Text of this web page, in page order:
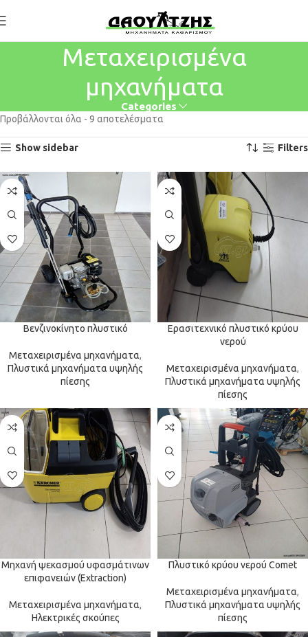
Μεταχειρισμένα
μηχανήματα
Categories
Προβάλλονται όλα - 9 αποτελέσματα
Show sidebar Filters
Βενζινοκίνητο πλυστικό
Μεταχειρισμένα μηχανήματα,
Πλυστικά μηχανήματα υψηλής
πίεσης
Ερασιτεχνικό πλυστικό κρύου
νερού
Μεταχειρισμένα μηχανήματα,
Πλυστικά μηχανήματα υψηλής
πίεσης
Μηχανή ψεκασμού υφασμάτινων
επιφανειών (Extraction)
Μεταχειρισμένα μηχανήματα,
Ηλεκτρικές σκούπες
Πλυστικό κρύου νερού Comet
Μεταχειρισμένα μηχανήματα,
Πλυστικά μηχανήματα υψηλής
πίεσης